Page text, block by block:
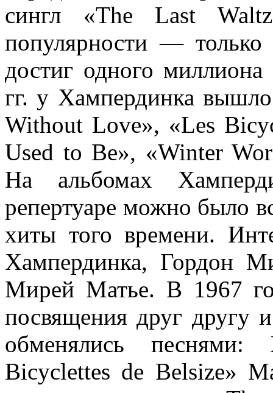
сингл «The Last
популярности —
достиг одного
гг. у Хампердинка
Without Love», «Les
Used to Be», «Winter
На альбомах
репертуаре можно было
хиты того времени.
Хампердинка, Гордон
Мирей Матье. В 1967
посвящения друг другу
обменялись песнями:
Bicyclettes de Belsize»